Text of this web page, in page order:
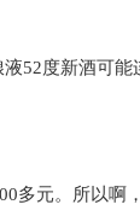
52度新酒可能
多元。所以啊